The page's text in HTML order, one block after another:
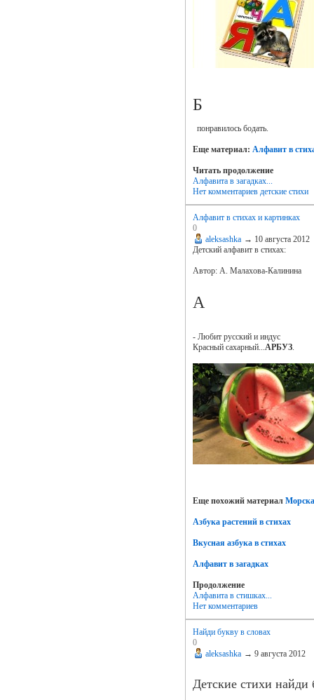
Б
понравилось бодать.
Еще материал: Алфавит в
Читать продолжение
Алфавита в загадках...
Нет комментариев детские стихи
Алфавит в стихах и картинках
0
aleksashka → 10 августа 2012
Детский алфавит в стихах:
Автор: А. Малахова-Калинина
А
- Любит русский и индус
Красный сахарный...АРБУЗ.
Еще похожий материал
Азбука растений в стихах
Вкусная азбука в стихах
Алфавит в загадках
Продолжение
Алфавита в стишках...
Нет комментариев
Найди букву в словах
0
aleksashka → 9 августа 2012
Детские стихи найди